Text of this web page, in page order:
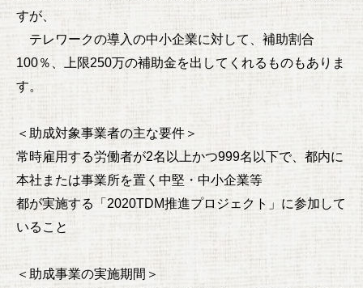
すが、
テレワークの導入の中小企業に対して、補助割合
100％、上限250万の補助金を出してくれるものもありま
す。
＜助成対象事業者の主な要件＞
常時雇用する労働者が2名以上かつ999名以下で、都内に
本社または事業所を置く中堅・中小企業等
都が実施する「2020TDM推進プロジェクト」に参加して
いること
＜助成事業の実施期間＞